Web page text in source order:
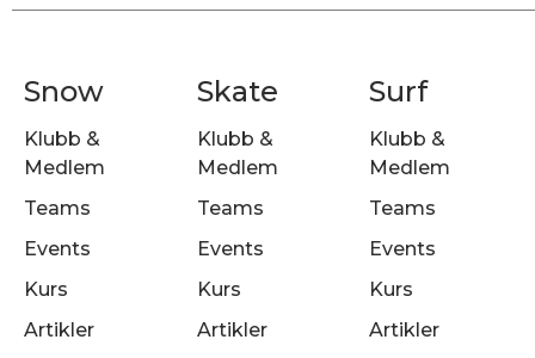
Snow
Klubb &
Medlem
Teams
Events
Kurs
Artikler
Skate
Klubb &
Medlem
Teams
Events
Kurs
Artikler
Surf
Klubb &
Medlem
Teams
Events
Kurs
Artikler